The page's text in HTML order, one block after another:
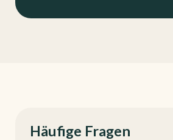
Häufige Fragen